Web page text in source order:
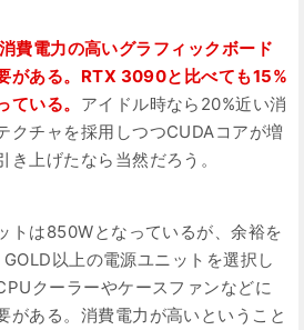
費電力の高いグラフィックボード
がある。RTX 3090と比べても15%
いる。 アイドル時なら20%近い消
クチャを採用しつつCUDAコアが増
き上げたなら当然だろう。
トは850Wとなっているが、余裕を
以上の電源ユニットを選択し
クーラーやケースファンなどに
がある。消費電力が高いということ